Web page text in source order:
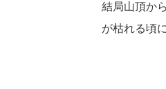
結局山頂か
が枯れる頃